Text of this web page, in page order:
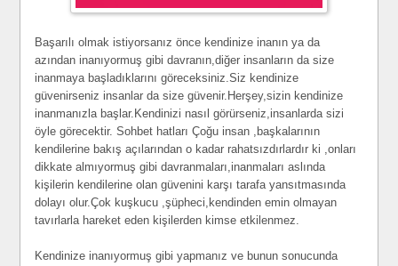
Başarılı olmak istiyorsanız önce kendinize inanın ya da
azından inanıyormuş gibi davranın,diğer insanların da size
inanmaya başladıklarını göreceksiniz.Siz kendinize
güvenirseniz insanlar da size güvenir.Herşey,sizin kendinize
inanmanızla başlar.Kendinizi nasıl görürseniz,insanlarda sizi
öyle görecektir. Sohbet hatları Çoğu insan ,başkalarının
kendilerine bakış açılarından o kadar rahatsızdırlardır ki ,onları
dikkate almıyormuş gibi davranmaları,inanmaları aslında
kişilerin kendilerine olan güvenini karşı tarafa yansıtmasında
dolayı olur.Çok kuşkucu ,şüpheci,kendinden emin olmayan
tavırlarla hareket eden kişilerden kimse etkilenmez.
Kendinize inanıyormuş gibi yapmanız ve bunun sonucunda